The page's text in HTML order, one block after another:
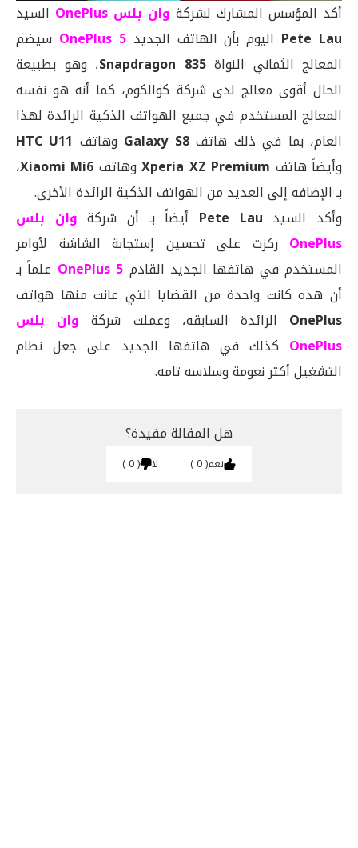
أكد المؤسس المشارك لشركة وان بلس OnePlus
السيد
Pete Lau اليوم بأن الهاتف الجديدOnePlus 5 سيضم
المعالج الثماني النواةSnapdragon 835، وهو بطبيعة
الحال أقوى معالج لدى شركة كوالكوم، كما أنه هو نفسه
المعالج المستخدم في جميع الهواتف الذكية الرائدة لهذا
العام، بما في ذلك هاتفGalaxy S8 وهاتف HTC U11
وأيضاً هاتف Xperia XZ Premiumوهاتف Xiaomi Mi6،
بـ الإضافه إلى العديد من الهواتف الذكية الرائدة الأخرى.
وأكد السيد Pete Lau أيضاً بـ أن شركة وان بلس
OnePlus ركزت على تحسين إستجابة الشاشة لأوامر
المستخدم في هاتفها الجديد القادم OnePlus 5 علماً بـ
أن هذه كانت واحدة من القضايا التي عانت منها هواتف
OnePlus الرائدة السابقه، وعملت شركة وان بلس
OnePlus كذلك في هاتفها الجديد على جعل نظام
التشغيل أكثر نعومة وسلاسه تامه.
هل المقالة مفيدة؟
نعم 0 لا 0